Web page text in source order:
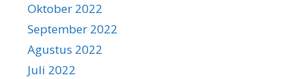
Oktober 2022
September 2022
Agustus 2022
Juli 2022